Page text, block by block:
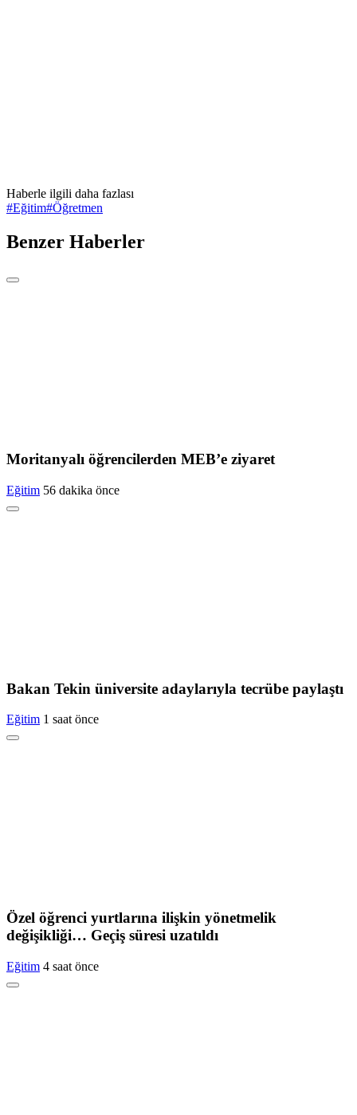
Haberle ilgili daha fazlası
#Eğitim#Öğretmen
Benzer Haberler
Moritanyalı öğrencilerden MEB’e ziyaret
Eğitim 56 dakika önce
Bakan Tekin üniversite adaylarıyla tecrübe paylaştı
Eğitim 1 saat önce
Özel öğrenci yurtlarına ilişkin yönetmelik
değişikliği… Geçiş süresi uzatıldı
Eğitim 4 saat önce